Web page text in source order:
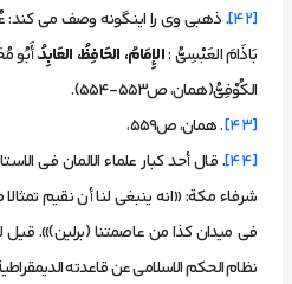
[42]
. ذهبی وی را اینگونه وصف می کند:
بَاذَامَ العَبْسِیُّ :الإِمَامُ، الحَافِظُ، العَابِدُ، أَبُو
الکُوْفِیُّ(همان، ص553-554).
[43]
. همان، ص559،
[44]
. قال أحد كبار علماء الالمان في
شرفاء مكة: «انه ينبغي لنا أن نقيم
في ميدان كذا من عاصمتنا (برلين)». قيل
نظام الحكم الاسلامي عن قاعدته